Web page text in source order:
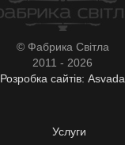
© Фабрика Світла
2011 - 2026
Розробка сайтів: Asvada
Услуги